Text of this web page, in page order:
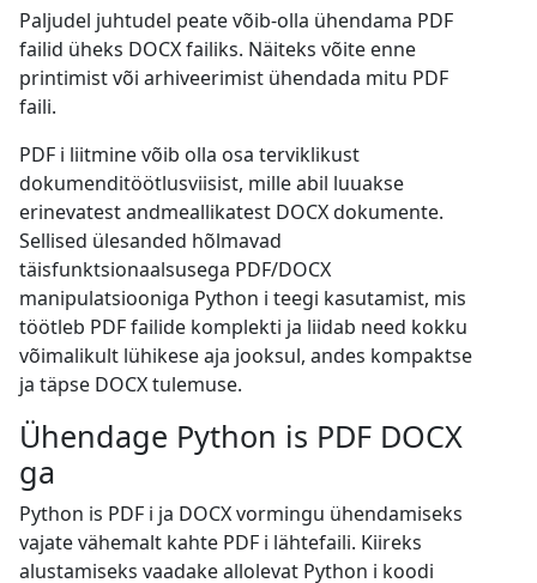
Paljudel juhtudel peate võib-olla ühendama PDF
failid üheks DOCX failiks. Näiteks võite enne
printimist või arhiveerimist ühendada mitu PDF
faili.
PDF i liitmine võib olla osa terviklikust
dokumenditöötlusviisist, mille abil luuakse
erinevatest andmeallikatest DOCX dokumente.
Sellised ülesanded hõlmavad
täisfunktsionaalsusega PDF/DOCX
manipulatsiooniga Python i teegi kasutamist, mis
töötleb PDF failide komplekti ja liidab need kokku
võimalikult lühikese aja jooksul, andes kompaktse
ja täpse DOCX tulemuse.
Ühendage Python is PDF DOCX
ga
Python is PDF i ja DOCX vormingu ühendamiseks
vajate vähemalt kahte PDF i lähtefaili. Kiireks
alustamiseks vaadake allolevat Python i koodi